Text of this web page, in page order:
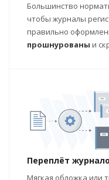
Большинство
чтобы журналы
правильно
прошнурованы и
Переплёт
Мягкая обложка или